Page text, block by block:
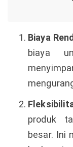
Biaya
biaya
produk
besar. Ini